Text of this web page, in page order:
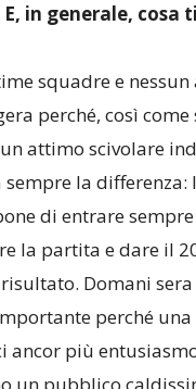
in generale, cosa
squadre e nessun
perché, così
attimo scivolare
la differenza:
di entrare
la partita e dare il
Domani
perché
ancor più